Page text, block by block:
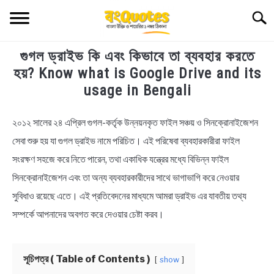
TECHNOLOGY
HEALTH & LIFESTYLE
BIOGRAPHY
EDUCATIONAL
BENGALI WISHES
NEWS
গুগল ড্রাইভ কি এবং কিভাবে তা ব্যবহার করতে
হয়? Know what is Google Drive and its
usage in Bengali
in
Educational,Technology
২০১২ সালের ২৪ এপ্রিল গুগল-কর্তৃক উন্নয়নকৃত ফাইল সঞ্চয় ও সিনক্রোনাইজেশন
সেবা শুরু হয় যা গুগল ড্রাইভ নামে পরিচিত। এই পরিষেবা ব্যবহারকারীরা ফাইল
সংরক্ষণ সহজে করে নিতে পারেন, তথা একাধিক যন্ত্রের মধ্যে বিভিন্ন ফাইল
সিনক্রোনাইজেশন এবং তা অন্য ব্যবহারকারীদের সাথে ভাগাভাগি করে নেওয়ার
সুবিধাও রয়েছে এতে। এই প্রতিবেদনের মাধ্যমে আমরা ড্রাইভ এর যাবতীয় তথ্য
সম্পর্কে আপনাদের অবগত করে দেওয়ার চেষ্টা করব।
সূচিপত্র ( Table of Contents ) show